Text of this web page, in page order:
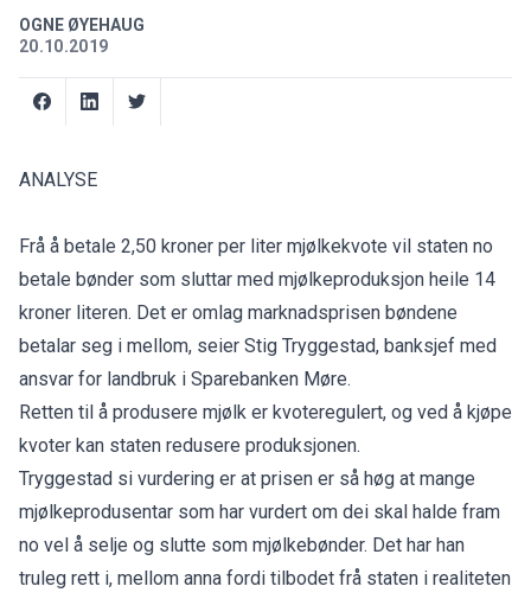
OGNE ØYEHAUG
20.10.2019
ANALYSE
Frå å betale 2,50 kroner per liter mjølkekvote vil staten no
betale bønder som sluttar med mjølkeproduksjon heile 14
kroner literen. Det er omlag marknadsprisen bøndene
betalar seg i mellom, seier Stig Tryggestad, banksjef med
ansvar for landbruk i Sparebanken Møre.
Retten til å produsere mjølk er kvoteregulert, og ved å kjøpe
kvoter kan staten redusere produksjonen.
Tryggestad si vurdering er at prisen er så høg at mange
mjølkeprodusentar som har vurdert om dei skal halde fram
no vel å selje og slutte som mjølkebønder. Det har han
truleg rett i, mellom anna fordi tilbodet frå staten i realiteten